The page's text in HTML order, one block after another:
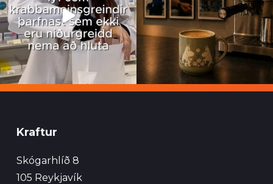
Kraftur
Skógarhlíð 8
105 Reykjavík